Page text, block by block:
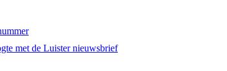
met de Luister nieuwsbrief